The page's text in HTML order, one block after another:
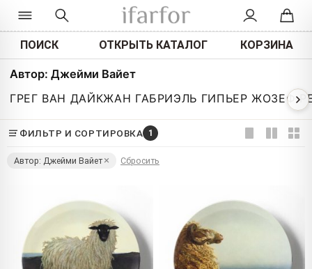
ПОИСК ОТКРЫТЬ КАТАЛОГ КОРЗИНА
Автор: Джейми Вайет
ГРЕГ ВАН ДАЙКЖАН ГАБРИЭЛЬ ГИПЬЕР ЖОЗЕФ
ФИЛЬТР И СОРТИРОВКА 1
Автор: Джейми Вайет Сбросить